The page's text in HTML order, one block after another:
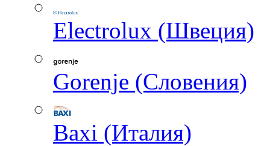
Electrolux (Швеция)
Gorenje (Словения)
Baxi (Италия)